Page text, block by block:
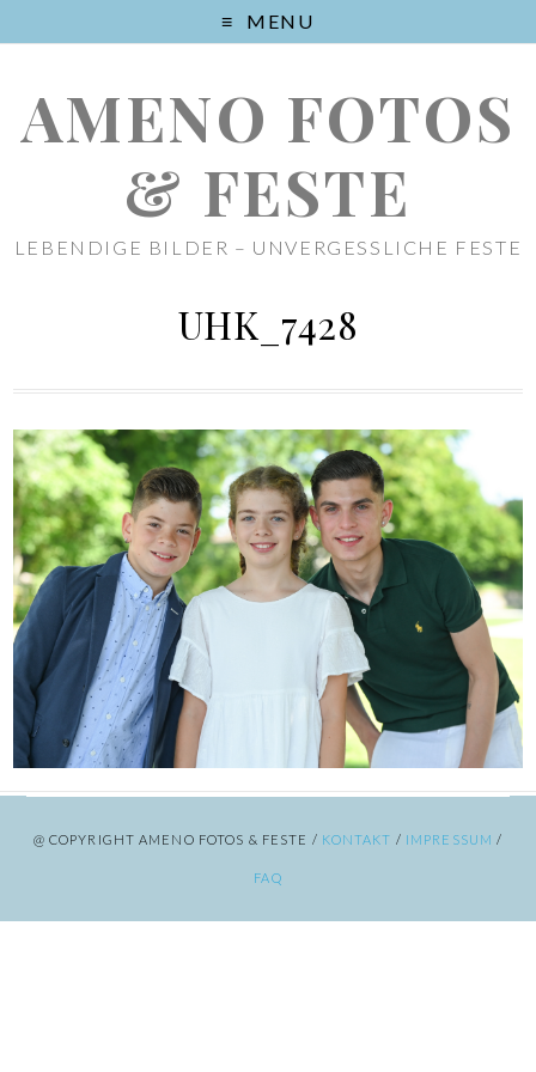
MENU
AMENO FOTOS
& FESTE
LEBENDIGE BILDER – UNVERGESSLICHE FESTE
UHK_7428
@ COPYRIGHT AMENO FOTOS & FESTE / KONTAKT / IMPRESSUM /
FAQ